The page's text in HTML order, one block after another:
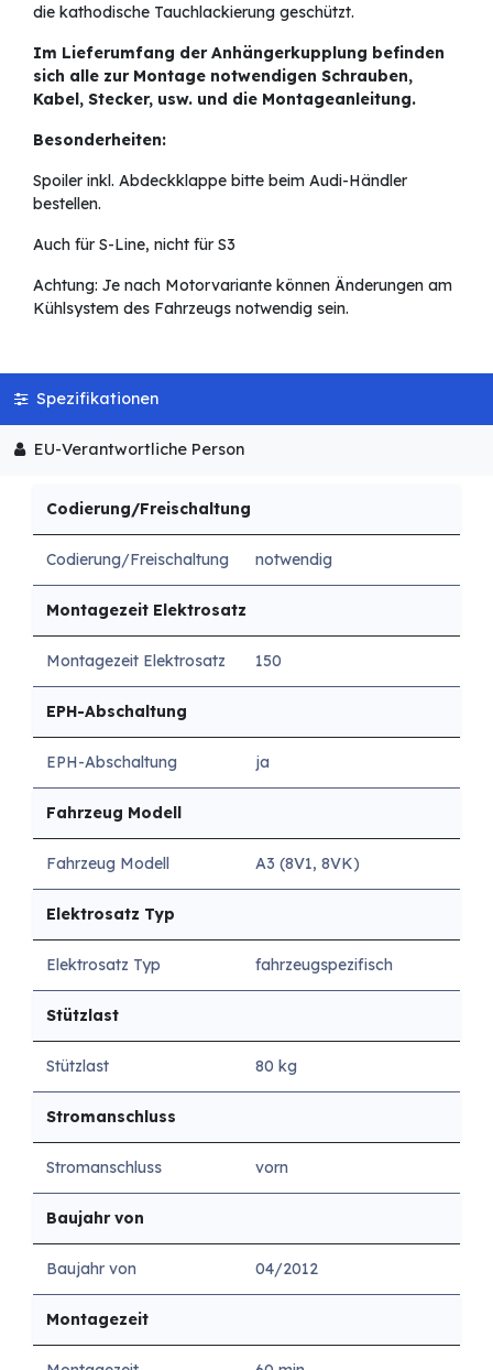
die kathodische Tauchlackierung geschützt.
Im Lieferumfang der Anhängerkupplung befinden
sich alle zur Montage notwendigen Schrauben,
Kabel, Stecker, usw. und die Montageanleitung.
Besonderheiten:
Spoiler inkl. Abdeckklappe bitte beim Audi-Händler
bestellen.
Auch für S-Line, nicht für S3
Achtung: Je nach Motorvariante können Änderungen am
Kühlsystem des Fahrzeugs notwendig sein.
Spezifikationen
EU-Verantwortliche Person
Codierung/Freischaltung
Codierung/Freischaltung notwendig
Montagezeit Elektrosatz
Montagezeit Elektrosatz 150
EPH-Abschaltung
EPH-Abschaltung ja
Fahrzeug Modell
Fahrzeug Modell A3 (8V1, 8VK)
Elektrosatz Typ
Elektrosatz Typ fahrzeugspezifisch
Stützlast
Stützlast 80 kg
Stromanschluss
Stromanschluss vorn
Baujahr von
Baujahr von 04/2012
Montagezeit